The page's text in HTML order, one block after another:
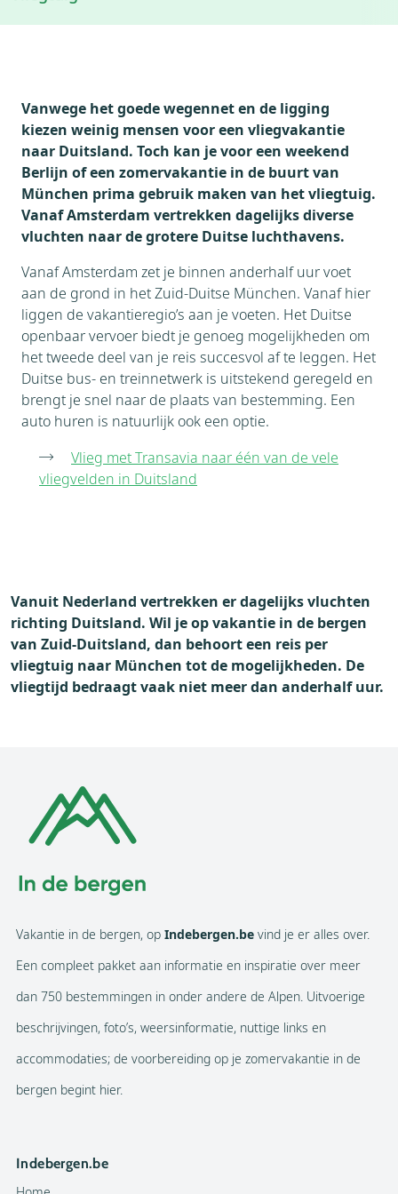
Weer
Bezienswaardigheden
Vanwege het goede wegennet en de ligging
kiezen weinig mensen voor een vliegvakantie
naar Duitsland. Toch kan je voor een weekend
Berlijn of een zomervakantie in de buurt van
München prima gebruik maken van het vliegtuig.
Vanaf Amsterdam vertrekken dagelijks diverse
vluchten naar de grotere Duitse luchthavens.
Vanaf Amsterdam zet je binnen anderhalf uur voet
aan de grond in het Zuid-Duitse München. Vanaf hier
liggen de vakantieregio’s aan je voeten. Het Duitse
openbaar vervoer biedt je genoeg mogelijkheden om
het tweede deel van je reis succesvol af te leggen. Het
Duitse bus- en treinnetwerk is uitstekend geregeld en
brengt je snel naar de plaats van bestemming. Een
auto huren is natuurlijk ook een optie.
Vlieg met Transavia naar één van de vele
vliegvelden in Duitsland
Vanuit Nederland vertrekken er dagelijks vluchten
richting Duitsland. Wil je op vakantie in de bergen
van Zuid-Duitsland, dan behoort een reis per
vliegtuig naar München tot de mogelijkheden. De
vliegtijd bedraagt vaak niet meer dan anderhalf uur.
Vakantie in de bergen, op Indebergen.be vind je er alles over.
Een compleet pakket aan informatie en inspiratie over meer
dan 750 bestemmingen in onder andere de Alpen. Uitvoerige
beschrijvingen, foto’s, weersinformatie, nuttige links en
accommodaties; de voorbereiding op je zomervakantie in de
bergen begint hier.
Indebergen.be